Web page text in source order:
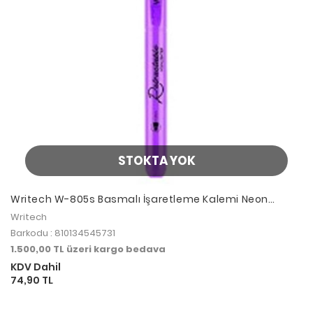
STOKTA YOK
Writech W-805s Basmalı İşaretleme Kalemi Neon
Purple
Writech
Barkodu : 810134545731
1.500,00 TL üzeri kargo bedava
KDV Dahil
74,90 TL